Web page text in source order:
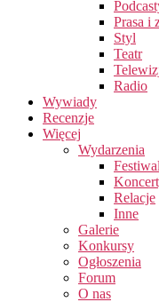
Prasa i
Styl
Teatr
Radio
Wywiady
Recenzje
Więcej
Wydarzenia
Relacje
Inne
Galerie
Konkursy
Ogłoszenia
Forum
O nas